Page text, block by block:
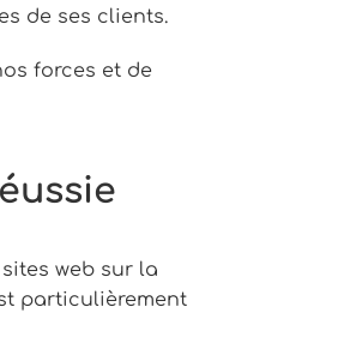
de ses clients.
forces et de
web sur la
particulièrement